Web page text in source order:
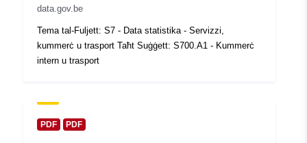
Identifikaturi: Q14624#ID
uriRef:
Aċċess:
data.gov.be
Tema tal-Fuljett: S7 - Data statistika - Servizzi,
kummerċ u trasport Taħt Suġġett: S700.A1 - Kummerċ
intern u trasport
PDF PDF